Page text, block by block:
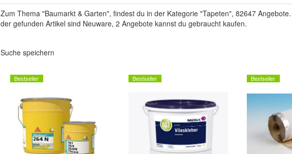
Zum Thema "Baumarkt & Garten", findest du in der Kategorie "Tapeten", 82647
der gefunden Artikel sind Neuware, 2 Angebote kannst du gebraucht kaufen.
Suche speichern
Bestseller Bestseller Bestseller